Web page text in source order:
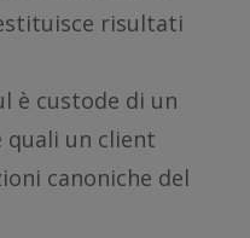
risultati
è custode di un
quali un client
canoniche del